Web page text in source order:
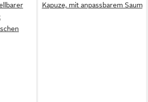
Kapuze, mit anpassbarem Saum